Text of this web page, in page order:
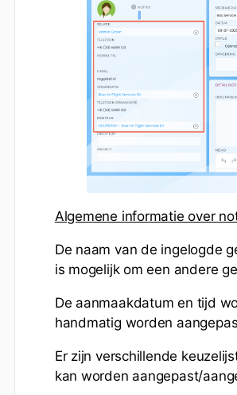
Algemene informatie over
De naam van de ingelogde
is mogelijk om een andere
De aanmaakdatum en tijd
handmatig worden
Er zijn verschillende
kan worden aangepast/